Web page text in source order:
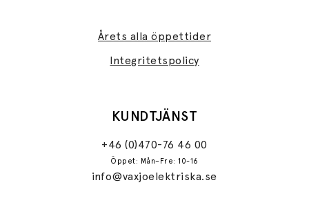
Årets alla öppettider
Integritetspolicy
KUNDTJÄNST
+46 (0)470-76 46 00
Öppet: Mån–Fre: 10-16
info@vaxjoelektriska.se